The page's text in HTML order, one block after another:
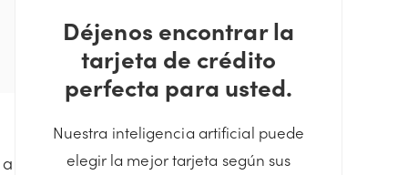
Déjenos encontrar la
tarjeta de crédito
perfecta para usted.
Nuestra inteligencia artificial puede
elegir la mejor tarjeta según sus